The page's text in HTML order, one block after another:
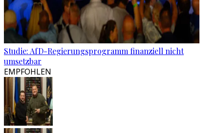
Studie: AfD-Regierungsprogramm finanziell nicht
umsetzbar
EMPFOHLEN